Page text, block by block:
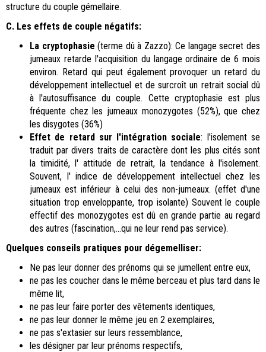
structure du couple gémellaire.
C. Les effets de couple négatifs:
La cryptophasie (terme dû à Zazzo): Ce langage secret des
jumeaux retarde l'acquisition du langage ordinaire de 6 mois
environ. Retard qui peut également provoquer un retard du
développement intellectuel et de surcroît un retrait social dû
à l'autosuffisance du couple. Cette cryptophasie est plus
fréquente chez les jumeaux monozygotes (52%), que chez
les disygotes (36%)
Effet de retard sur l'intégration sociale: l'isolement se
traduit par divers traits de caractère dont les plus cités sont
la timidité, l' attitude de retrait, la tendance à l'isolement.
Souvent, l' indice de développement intellectuel chez les
jumeaux est inférieur à celui des non-jumeaux. (effet d'une
situation trop enveloppante, trop isolante) Souvent le couple
effectif des monozygotes est dû en grande partie au regard
des autres (fascination,...qui ne leur rend pas service).
Quelques conseils pratiques pour dégemelliser:
Ne pas leur donner des prénoms qui se jumellent entre eux,
ne pas les coucher dans le même berceau et plus tard dans le
même lit,
ne pas leur faire porter des vêtements identiques,
ne pas leur donner le même jeu en 2 exemplaires,
ne pas s'extasier sur leurs ressemblance,
les désigner par leur prénoms respectifs,